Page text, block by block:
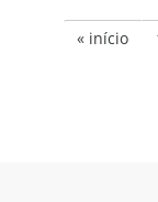
« início